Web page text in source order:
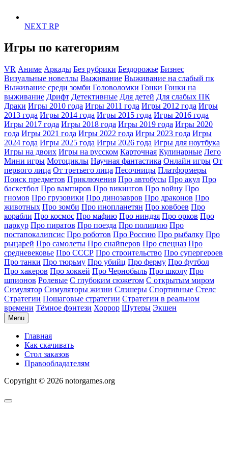
NEXT RP
Игры по категориям
VR Аниме Аркады Без рубрики Бездорожье Бизнес
Визуальные новеллы Выживание Выживание на слабый пк
Выживание среди зомби Головоломки Гонки Гонки на
выживание Дрифт Детективные Для детей Для слабых ПК
Драки Игры 2010 года Игры 2011 года Игры 2012 года Игры
2013 года Игры 2014 года Игры 2015 года Игры 2016 года
Игры 2017 года Игры 2018 года Игры 2019 года Игры 2020
года Игры 2021 года Игры 2022 года Игры 2023 года Игры
2024 года Игры 2025 года Игры 2026 года Игры для ноутбука
Игры на двоих Игры на русском Карточная Кулинарные Лего
Мини игры Мотоциклы Научная фантастика Онлайн игры От
первого лица От третьего лица Песочницы Платформеры
Поиск предметов Приключения Про автобусы Про акул Про
баскетбол Про вампиров Про викингов Про войну Про
гномов Про грузовики Про динозавров Про драконов Про
животных Про зомби Про инопланетян Про ковбоев Про
корабли Про космос Про мафию Про ниндзя Про орков Про
паркур Про пиратов Про поезда Про полицию Про
постапокалипсис Про роботов Про Россию Про рыбалку Про
рыцарей Про самолеты Про снайперов Про спецназ Про
средневековье Про СССР Про строительство Про супергероев
Про танки Про тюрьму Про убийц Про ферму Про футбол
Про хакеров Про хоккей Про Чернобыль Про школу Про
шпионов Ролевые С глубоким сюжетом С открытым миром
Симулятор Симуляторы жизни Слэшеры Спортивные Стелс
Стратегии Пошаговые стратегии Стратегии в реальном
времени Тёмное фэнтези Хоррор Шутеры Экшен
Menu
Главная
Как скачивать
Стол заказов
Правообладателям
Copyright © 2026 notorgames.org
Scroll